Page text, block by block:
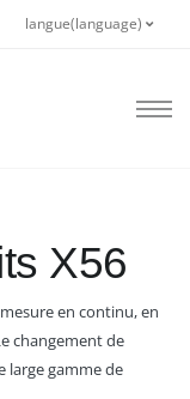
langue(language)
X56
en continu, en
changement de
large gamme de